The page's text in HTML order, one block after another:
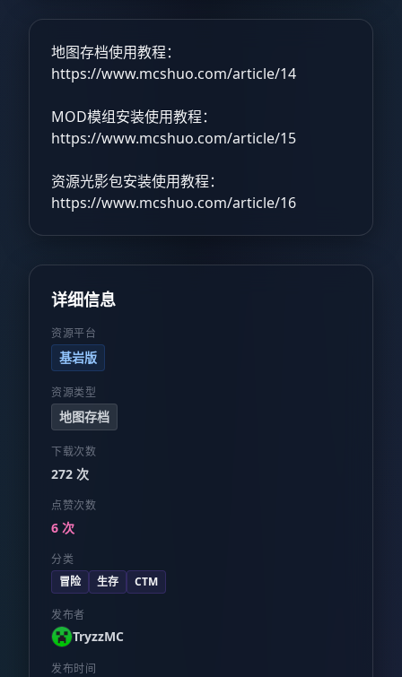
地图存档使用教程：
https://www.mcshuo.com/article/14
MOD模组安装使用教程：
https://www.mcshuo.com/article/15
资源光影包安装使用教程：
https://www.mcshuo.com/article/16
详细信息
资源平台
基岩版
资源类型
地图存档
下载次数
272 次
点赞次数
6 次
分类
冒险
生存 CTM
发布者
TryzzMC
发布时间